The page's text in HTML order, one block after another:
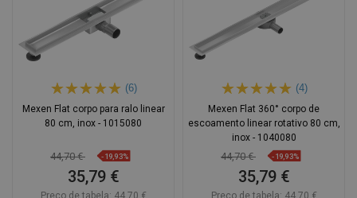
(6)
Mexen Flat corpo para ralo linear
80 cm, inox - 1015080
44,70 € -19,93%
35,79 €
Preço de tabela: 44,70 €
(4)
Mexen Flat 360° corpo de
escoamento linear rotativo 80 cm,
inox - 1040080
44,70 € -19,93%
35,79 €
Preço de tabela: 44,70 €